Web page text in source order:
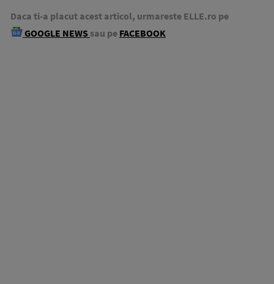
Daca ti-a placut acest articol, urmareste ELLE.ro pe
GOOGLE NEWS sau pe FACEBOOK